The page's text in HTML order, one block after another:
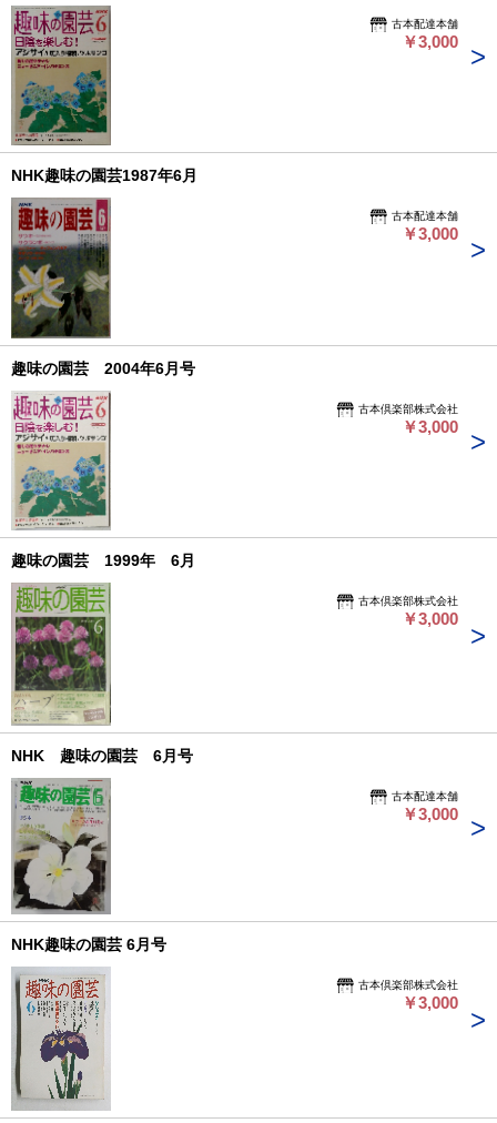
古本配達本舗
￥3,000
NHK趣味の園芸1987年6月
古本配達本舗
￥3,000
趣味の園芸 2004年6月号
古本倶楽部株式会社
￥3,000
趣味の園芸 1999年 6月
古本倶楽部株式会社
￥3,000
NHK 趣味の園芸 6月号
古本配達本舗
￥3,000
NHK趣味の園芸 6月号
古本倶楽部株式会社
￥3,000